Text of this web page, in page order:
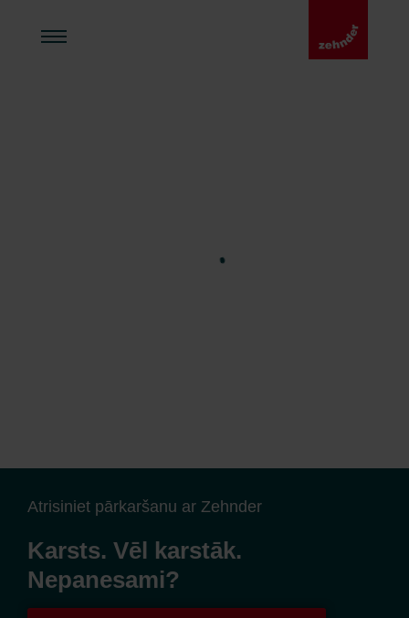
Atrisiniet pārkaršanu ar Zehnder
Karsts. Vēl karstāk.
Nepanesami?